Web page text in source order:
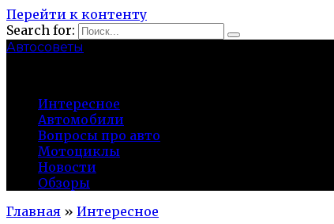
Перейти к контенту
Search for:
Автосоветы
Интересное
Автомобили
Вопросы про авто
Мотоциклы
Новости
Обзоры
Главная » Интересное